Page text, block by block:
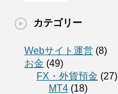
カテゴリー
Webサイト運営 (8)
お金 (49)
FX・外貨預金 (27)
MT4 (18)